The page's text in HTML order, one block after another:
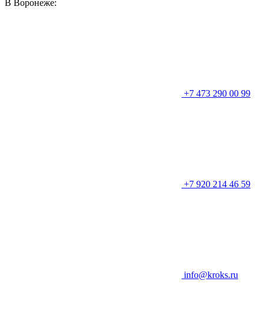
В Воронеже:
+7 473 290 00 99
+7 920 214 46 59
info@kroks.ru